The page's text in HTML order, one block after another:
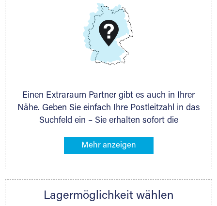
DMG Aktiengesellschaft
www.dmg-ag.com
Einen Extraraum Partner gibt es auch in Ihrer
Nähe. Geben Sie einfach Ihre Postleitzahl in das
Suchfeld ein – Sie erhalten sofort die
Lagermöglichkeiten in Ihrer Nähe. An zahlreichen
direkt online mieten. Gibt es Extraraum noch
nächstgelegenen Partner und besprechen alles
Lagermöglichkeit wählen